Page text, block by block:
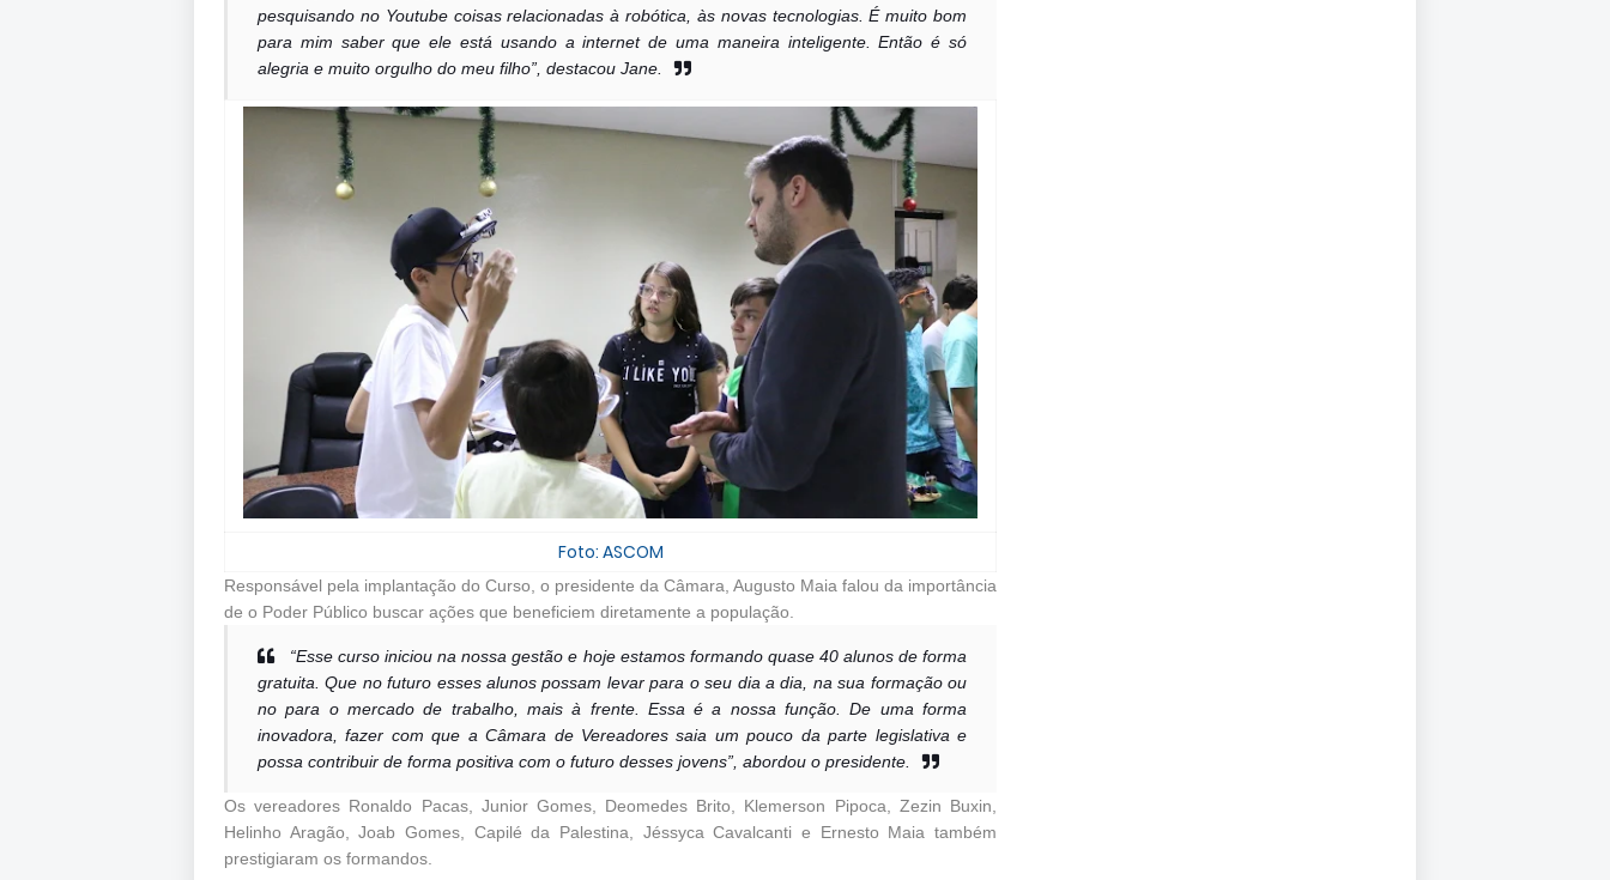
pesquisando no Youtube coisas relacionadas à robótica, às novas tecnologias. É muito bom
para mim saber que ele está usando a internet de uma maneira inteligente. Então é só
alegria e muito orgulho do meu filho”, destacou Jane.
Foto: ASCOM
Responsável pela implantação do Curso, o presidente da Câmara, Augusto Maia falou da importância
de o Poder Público buscar ações que beneficiem diretamente a população.
“Esse curso iniciou na nossa gestão e hoje estamos formando quase 40 alunos de forma
gratuita. Que no futuro esses alunos possam levar para o seu dia a dia, na sua formação ou
no para o mercado de trabalho, mais à frente. Essa é a nossa função. De uma forma
inovadora, fazer com que a Câmara de Vereadores saia um pouco da parte legislativa e
possa contribuir de forma positiva com o futuro desses jovens”, abordou o presidente.
Os vereadores Ronaldo Pacas, Junior Gomes, Deomedes Brito, Klemerson Pipoca, Zezin Buxin,
Helinho Aragão, Joab Gomes, Capilé da Palestina, Jéssyca Cavalcanti e Ernesto Maia também
prestigiaram os formandos.